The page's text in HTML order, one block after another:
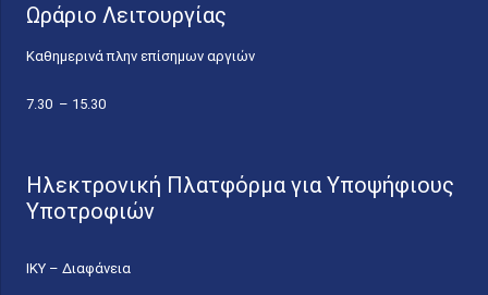
Ωράριο Λειτουργίας
Καθημερινά πλην επίσημων αργιών
7.30 – 15.30
Ηλεκτρονική Πλατφόρμα για Υποψήφιους
Υποτροφιών
ΙΚΥ – Διαφάνεια